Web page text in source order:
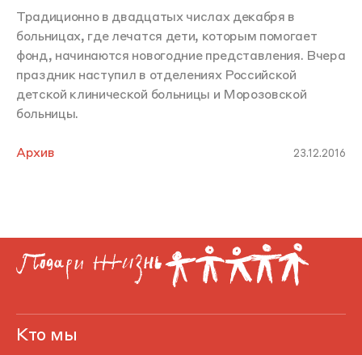
Традиционно в двадцатых числах декабря в
больницах, где лечатся дети, которым помогает
фонд, начинаются новогодние представления. Вчера
праздник наступил в отделениях Российской
детской клинической больницы и Морозовской
больницы.
Архив 23.12.2016
Кто мы